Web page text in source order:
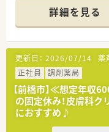
す。
■人と人とのつな
する社風です。
■全社平均月10時
確保できます。
■クリニック門前
される地域密着型
■健康サポート薬
■研修の一環とし
れています。
■OJT、合同研修会
わせた充実した
詳細を見る
更新日： 2026/07/14 薬
正社員
調剤薬局
【前橋市】≪想定年収
の固定休み！皮膚科ク
におすすめ♪